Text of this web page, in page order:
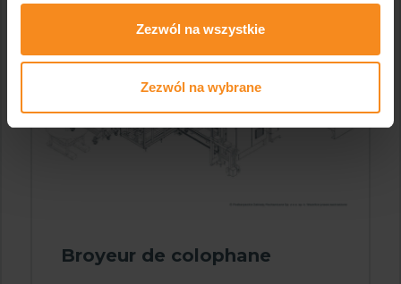
Zezwól na wszystkie
Zezwól na wybrane
Broyeur de colophane